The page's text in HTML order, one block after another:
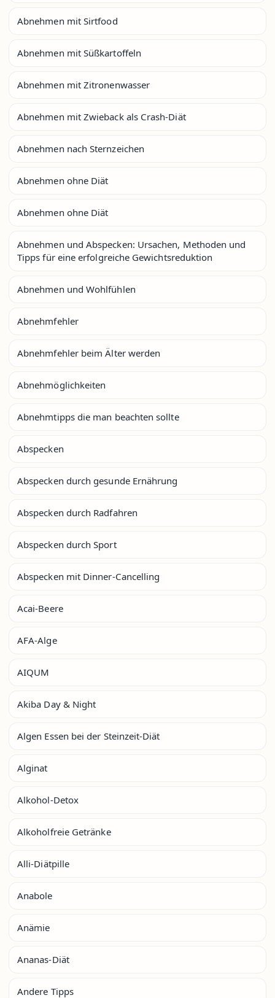
Abnehmen mit Sirtfood
Abnehmen mit Süßkartoffeln
Abnehmen mit Zitronenwasser
Abnehmen mit Zwieback als Crash-Diät
Abnehmen nach Sternzeichen
Abnehmen ohne Diät
Abnehmen ohne Diät
Abnehmen und Abspecken: Ursachen, Methoden und
Tipps für eine erfolgreiche Gewichtsreduktion
Abnehmen und Wohlfühlen
Abnehmfehler
Abnehmfehler beim Älter werden
Abnehmöglichkeiten
Abnehmtipps die man beachten sollte
Abspecken
Abspecken durch gesunde Ernährung
Abspecken durch Radfahren
Abspecken durch Sport
Abspecken mit Dinner-Cancelling
Acai-Beere
AFA-Alge
AIQUM
Akiba Day & Night
Algen Essen bei der Steinzeit-Diät
Alginat
Alkohol-Detox
Alkoholfreie Getränke
Alli-Diätpille
Anabole
Anämie
Ananas-Diät
Andere Tipps